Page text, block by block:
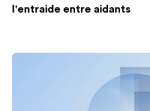
l'entraide entre aidants